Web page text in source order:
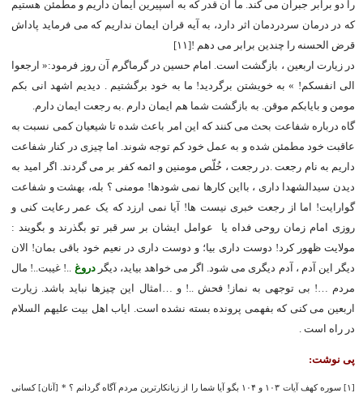
را دو برابر جبران می کند. ما آن قدر که به آسپیرین ایمان داریم و مطمئن هستیم
که در درمان سردردمان اثر دارد، به آیه قران ایمان نداریم که می فرماید پاداش
قرض الحسنه را چندین برابر می دهم ![۱۱]
در زیارت اربعین ، بازگشت است. امام حسین در گرماگرم آن روز فرمود:« ارجعوا
الی انفسکم! » به خویشتن برگردید! ما به خود برگشتیم . دیدیم اشهد انی بکم
مومن و بایابکم موقن. به بازگشت شما هم ایمان دارم .به رجعت ایمان دارم.
گاه درباره شفاعت بحث می کنند که این امر باعث شده تا شیعیان کمی نسبت به
عاقبت خود مطمئن شده و به عمل خود کم توجه شوند. اما چیزی در کنار شفاعت
داریم به نام رجعت .در رجعت ، خُلّص مومنین و ائمه کفر بر می گردند. اگر امید به
دیدن سیدالشهدا داری ، بااین کارها نمی شودها! مومنی ؟ بله، بهشت و شفاعت
گوارایت! اما از رجعت خبری نیست ها! آیا نمی ارزد که یک عمر رعایت کنی و
روزی امام زمان روحی فداه یا عوامل ایشان بر سر قبر تو بگذرند و بگویند :
مولایت ظهور کرد! دوست داری بیا؛ و دوست داری در نعیم خود باقی بمان! الان
دیگر این آدم ، آدم دیگری می شود. اگر می خواهد بیاید، دیگردروغ ..! غیبت..! مال
مردم …! بی توجهی به نماز! فحش ..! و …امثال این چیزها نباید باشد. زیارت
اربعین می کنی که بفهمی پرونده بسته نشده است. ایاب اهل بیت علیهم السلام
در راه است .
پی نوشت:
[۱] سوره کهف آیات ۱۰۳ و ۱۰۴ بگو آیا شما را از زیانکارترین مردم آگاه گردانم ؟ * [آنان] کسانی